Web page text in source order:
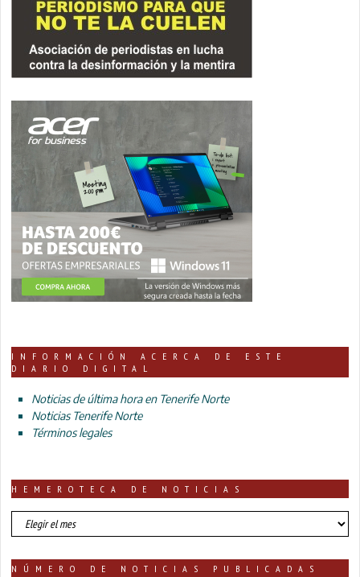
INFORMACIÓN ACERCA DE ESTE
DIARIO DIGITAL
Noticias de última hora en Tenerife Norte
Noticias Tenerife Norte
Términos legales
HEMEROTECA DE NOTICIAS
HEMEROTECA
DE
NÚMERO DE NOTICIAS PUBLICADAS